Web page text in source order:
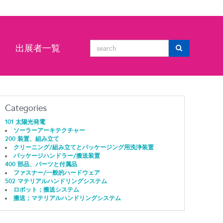
出展者一覧
Categories
101 太陽光発電
ソーラーアーキテクチャー
200 装置、組み立て
クリーニング/組み立てとパッケージング用洗浄装置
パッケージハンドラー/搬送装置
400 部品、パーツと付属品
ファスナー/一般的ハードウェア
502 マテリアルハンドリングシステム
ロボット；搬送システム
搬送；マテリアルハンドリングシステム